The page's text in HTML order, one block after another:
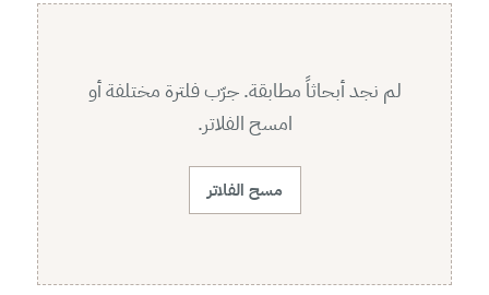
لم نجد أبحاثاً مطابقة. جرّب فلترة مختلفة أو
امسح الفلاتر.
مسح الفلاتر